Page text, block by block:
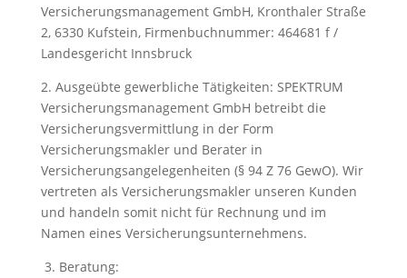
Versicherungsmanagement GmbH, Kronthaler Straße
2, 6330 Kufstein, Firmenbuchnummer: 464681 f /
Landesgericht Innsbruck
2. Ausgeübte gewerbliche Tätigkeiten: SPEKTRUM
Versicherungsmanagement GmbH betreibt die
Versicherungsvermittlung in der Form
Versicherungsmakler und Berater in
Versicherungsangelegenheiten (§ 94 Z 76 GewO). Wir
vertreten als Versicherungsmakler unseren Kunden
und handeln somit nicht für Rechnung und im
Namen eines Versicherungsunternehmens.
3. Beratung: